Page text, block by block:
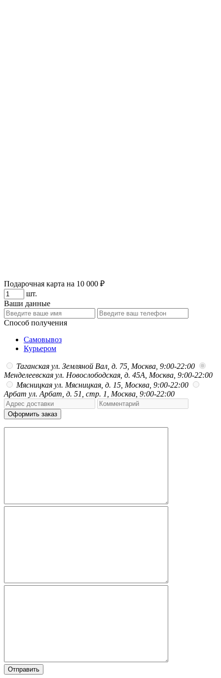
Подарочная карта на 10 000 ₽
шт.
Ваши данные
Способ получения
Самовывоз
Курьером
Таганская ул. Земляной Вал, д. 75, Москва, 9:00-22:00
Менделеевская ул. Новослободская, д. 45А, Москва, 9:00-22:00
Мясницкая ул. Мясницкая, д. 15, Москва, 9:00-22:00
Арбат ул. Арбат, д. 51, стр. 1, Москва, 9:00-22:00
Оформить заказ